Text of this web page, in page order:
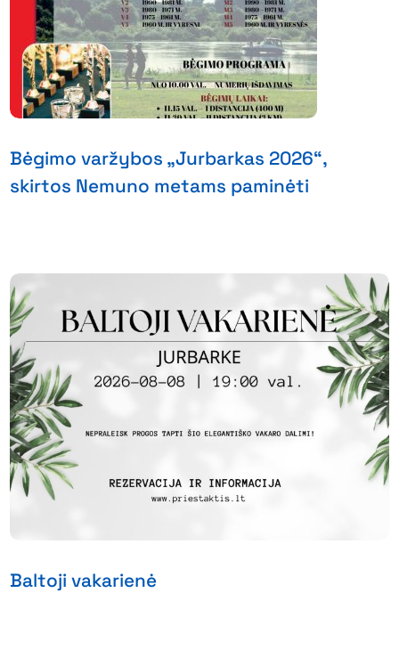
Bėgimo varžybos „Jurbarkas 2026“,
skirtos Nemuno metams paminėti
Baltoji vakarienė